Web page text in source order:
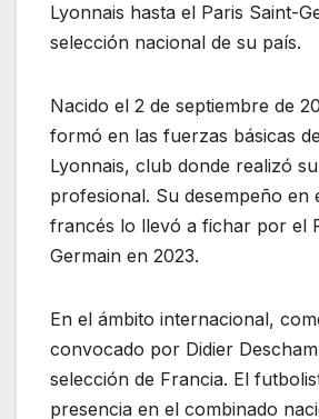
Lyonnais hasta el Paris Saint-
selección nacional de su país.
Nacido el 2 de septiembre de
formó en las fuerzas básicas
Lyonnais, club donde realizó
profesional. Su desempeño en
francés lo llevó a fichar por el
Germain en 2023.
En el ámbito internacional,
convocado por Didier
selección de Francia. El
presencia en el combinado